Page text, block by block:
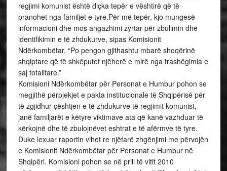
regjimi komunist është diçka tepër e vështirë që të
pranohet nga familjet e tyre.Për më tepër, kjo mungesë
informacioni dhe mos angazhimi zyrtar për zbulimin dhe
identifikimin e të zhdukurve, sipas Komisionit
Ndërkombëtar, “Po pengon gjithashtu mbarë shoqërinë
shqiptare që të shkëputet njëherë e mirë nga trashëgimia e
saj totalitare.”
Komisioni Ndërkombëtar për Personat e Humbur pohon se
megjithë përpjekjet e pakta institucionale të Shqipërisë për
të zgjidhur çështjen e të zhdukurve të regjimit komunist,
janë familjarët e këtyre viktimave ata që kanë vazhduar të
kërkojnë dhe të zbulojnëvet eshtrat e të afërmve të tyre.
Duke lexuar raportin vihet re njëfarë zhgënjimi me përvojën
e Komisionit Ndërkombëtar për Personat e Humbur në
Shqipëri. Komisioni pohon se në prill të vitit 2010